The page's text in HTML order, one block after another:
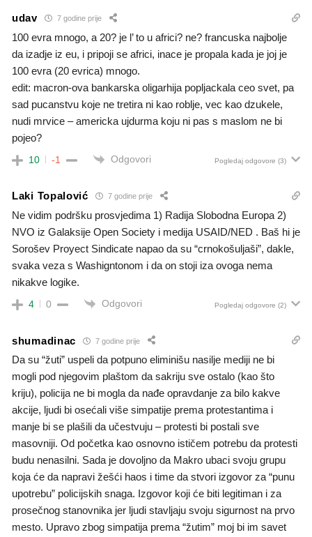
udav 7 godine prije
100 evra mnogo, a 20? je l’ to u africi? ne? francuska najbolje
da izadje iz eu, i pripoji se africi, inace je propala kada je joj je
100 evra (20 evrica) mnogo.
edit: macron-ova bankarska oligarhija popljackala ceo svet, pa
sad pucanstvu koje ne tretira ni kao roblje, vec kao dzukele,
nudi mrvice – americka ujdurma koju ni pas s maslom ne bi
pojeo?
10 -1 Odgovori Pogledaj odgovore (3)
Laki Topalović 7 godine prije
Ne vidim podršku prosvjedima 1) Radija Slobodna Europa 2)
NVO iz Galaksije Open Society i medija USAID/NED . Baš hi je
Sorošev Proyect Sindicate napao da su “crnokošuljaši”, dakle,
svaka veza s Washigntonom i da on stoji iza ovoga nema
nikakve logike.
4 0 Odgovori Pogledaj odgovore (2)
shumadinac 7 godine prije
Da su “žuti” uspeli da potpuno eliminišu nasilje mediji ne bi
mogli pod njegovim plaštom da sakriju sve ostalo (kao što
kriju), policija ne bi mogla da nađe opravdanje za bilo kakve
akcije, ljudi bi osećali više simpatije prema protestantima i
manje bi se plašili da učestvuju – protesti bi postali sve
masovniji. Od početka kao osnovno ističem potrebu da protesti
budu nenasilni. Sada je dovoljno da Makro ubaci svoju grupu
koja će da napravi žešći haos i time da stvori izgovor za “punu
upotrebu” policijskih snaga. Izgovor koji će biti legitiman i za
prosečnog stanovnika jer ljudi stavljaju svoju sigurnost na prvo
mesto. Upravo zbog simpatija prema “žutim” moj bi im savet